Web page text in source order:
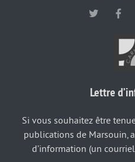
Lettre
Si vous souhaitez être
publications de Marsouin,
d’information (un